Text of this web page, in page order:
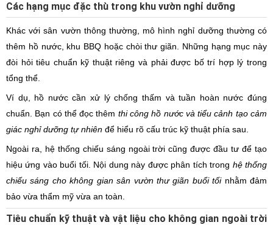
Các hạng mục đặc thù trong khu vườn nghỉ dưỡng
Khác với sân vườn thông thường, mô hình nghỉ dưỡng thường có
thêm hồ nước, khu BBQ hoặc chòi thư giãn. Những hạng mục này
đòi hỏi tiêu chuẩn kỹ thuật riêng và phải được bố trí hợp lý trong
tổng thể.
Ví dụ, hồ nước cần xử lý chống thấm và tuần hoàn nước đúng
chuẩn. Bạn có thể đọc thêm thi công hồ nước và tiểu cảnh tạo cảm
giác nghỉ dưỡng tự nhiên để hiểu rõ cấu trúc kỹ thuật phía sau.
Ngoài ra, hệ thống chiếu sáng ngoài trời cũng được đầu tư để tạo
hiệu ứng vào buổi tối. Nội dung này được phân tích trong hệ thống
chiếu sáng cho không gian sân vườn thư giãn buổi tốinhằm đảm
bảo vừa thẩm mỹ vừa an toàn.
Tiêu chuẩn kỹ thuật và vật liệu cho không gian ngoài trời